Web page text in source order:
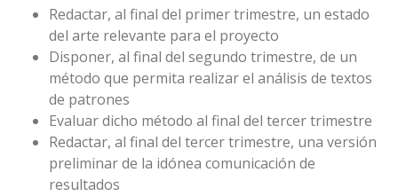
Redactar, al final del primer trimestre, un estado
del arte relevante para el proyecto
Disponer, al final del segundo trimestre, de un
método que permita realizar el análisis de textos
de patrones
Evaluar dicho método al final del tercer trimestre
Redactar, al final del tercer trimestre, una versión
preliminar de la idónea comunicación de
resultados